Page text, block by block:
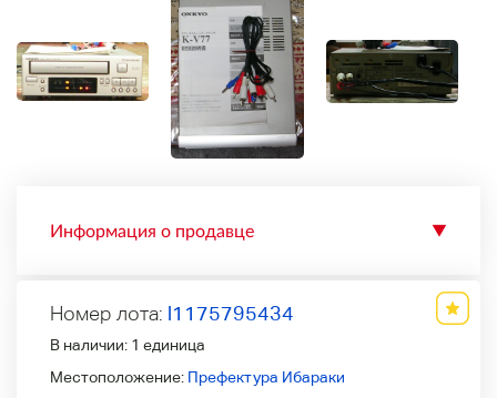
Информация о продавце ▼
Номер лота: l1175795434
В наличии: 1 единица
Местоположение: Префектура Ибараки